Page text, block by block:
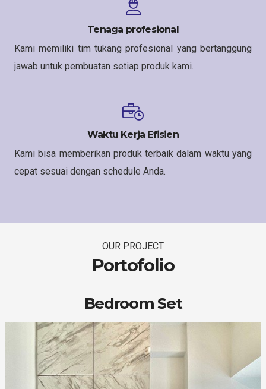
Tenaga profesional
Kami memiliki tim tukang profesional yang bertanggung
jawab untuk pembuatan setiap produk kami.
Waktu Kerja Efisien
Kami bisa memberikan produk terbaik dalam waktu yang
cepat sesuai dengan schedule Anda.
OUR PROJECT
Portofolio
Bedroom Set